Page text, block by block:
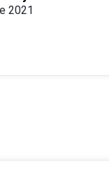
2021